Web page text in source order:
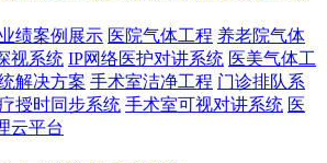
绩案例展示 医院气体工程 养老院气体
视系统 IP网络医护对讲系统 医美气体工
解决方案 手术室洁净工程 门诊排队系
授时同步系统 手术室可视对讲系统 医
云平台